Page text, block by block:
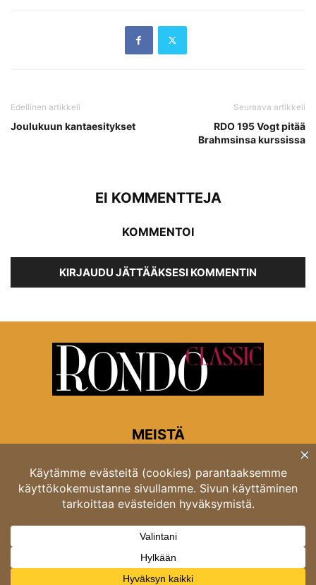
Edellinen artikkeli
Joulukuun kantaesitykset
Seuraava artikkeli
RDO 195 Vogt pitää
Brahmsinsa kurssissa
EI KOMMENTTEJA
KOMMENTOI
KIRJAUDU JÄTTÄÄKSESI KOMMENTIN
MEISTÄ
Rondon toimitus
Opastinsilta 6A 00520 Helsinki
Asiakaspalvelu: puh. 03 4246 5318
asiakaspalvelu@rondo.fi
Ota meihin yhteyttä:toimitus@rondo.fi